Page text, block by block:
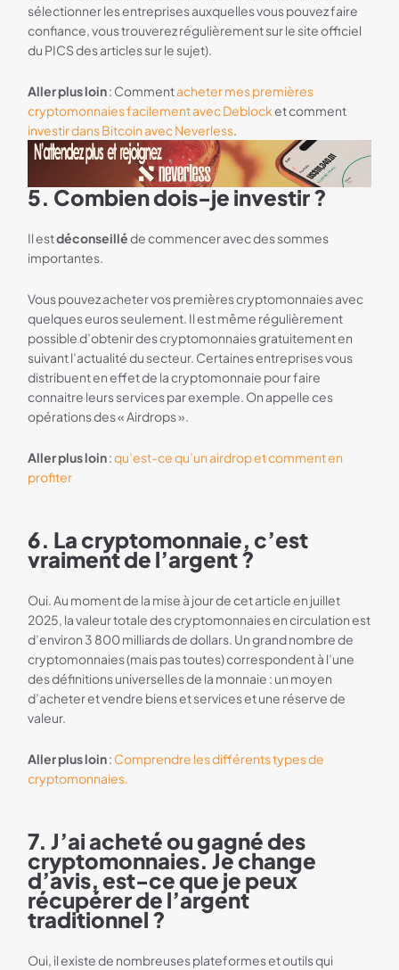
sélectionner les entreprises auxquelles vous pouvez faire
confiance, vous trouverez régulièrement sur le site officiel
du PICS des articles sur le sujet).
Aller plus loin: Commentacheter mes premières
cryptomonnaies facilement avec Deblocket comment
investir dans Bitcoin avec Neverless.
Bannière Neverless
5. Combien dois-je investir ?
Il estdéconseilléde commencer avec des sommes
importantes.
Vous pouvez acheter vos premières cryptomonnaies avec
quelques euros seulement. Il est même régulièrement
possible d’obtenir des cryptomonnaies gratuitement en
suivant l’actualité du secteur. Certaines entreprises vous
distribuent en effet de la cryptomonnaie pour faire
connaitre leurs services par exemple. On appelle ces
opérations des « Airdrops ».
Aller plus loin:qu’est-ce qu’un airdrop et comment en
profiter
6. La cryptomonnaie, c’est
vraiment de l’argent ?
Oui. Au moment de la mise à jour de cet article en juillet
2025, la valeur totale des cryptomonnaies en circulation est
d’environ 3 800 milliards de dollars. Un grand nombre de
cryptomonnaies (mais pas toutes) correspondent à l’une
des définitions universelles de la monnaie : un moyen
d’acheter et vendre biens et services et une réserve de
valeur.
Aller plus loin: Comprendre les différents types de
cryptomonnaies.
7. J’ai acheté ou gagné des
cryptomonnaies. Je change
d’avis, est-ce que je peux
récupérer de l’argent
traditionnel ?
Oui, il existe de nombreuses plateformes et outils qui